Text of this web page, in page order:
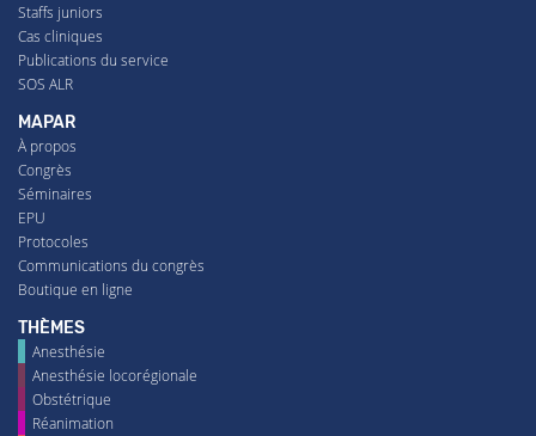
Staffs juniors
Cas cliniques
Publications du service
SOS ALR
MAPAR
À propos
Congrès
Séminaires
EPU
Protocoles
Communications du congrès
Boutique en ligne
THÈMES
Anesthésie
Anesthésie locorégionale
Obstétrique
Réanimation